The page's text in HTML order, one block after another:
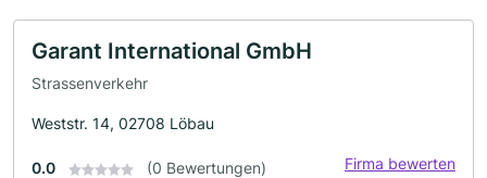
Garant International GmbH
Strassenverkehr
Weststr. 14, 02708 Löbau
0.0 (0 Bewertungen) Firma bewerten